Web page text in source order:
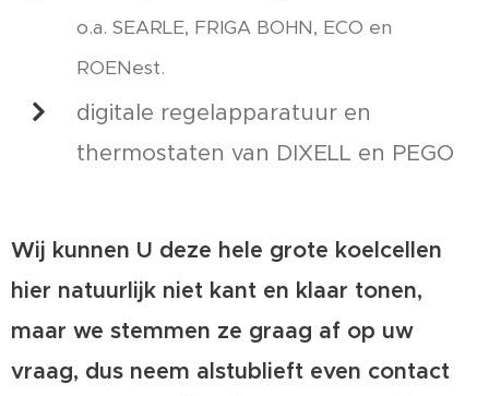
o.a. SEARLE, FRIGA BOHN, ECO en
ROENest.
digitale regelapparatuur en
thermostaten van DIXELL en PEGO
Wij kunnen U deze hele grote koelcellen
hier natuurlijk niet kant en klaar tonen,
maar we stemmen ze graag af op uw
vraag, dus neem alstublieft even contact